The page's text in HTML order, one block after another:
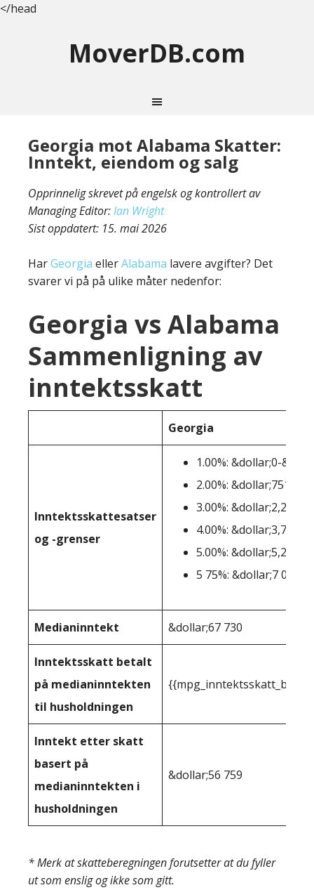
</head
MoverDB.com
Georgia mot Alabama Skatter:
Inntekt, eiendom og salg
Opprinnelig skrevet på engelsk og kontrollert av
Managing Editor:Ian Wright
Sist oppdatert: 15. mai 2026
HarGeorgia ellerAlabama lavere avgifter? Det
svarer vi på på ulike måter nedenfor:
Georgia vs Alabama
Sammenligning av
inntektsskatt
Georgia
Inntektsskattesatser
og -grenser
1.00%: &dollar;0-
2.00%: &dollar;751-
3.00%: &dollar;2,251-
4.00%: &dollar;3,751-
5.00%: &dollar;5,251-
5 75%: &dollar;7 000+
Medianinntekt &dollar;67 730
Inntektsskatt betalt
på medianinntekten
til husholdningen
Inntekt etter skatt
basert på
medianinntekten i
husholdningen
&dollar;56 759
* Merk at skatteberegningen forutsetter at du fyller
ut som enslig og ikke som gitt.